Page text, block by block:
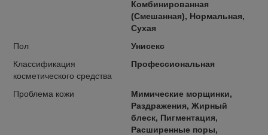
Комбинированная
(Смешанная), Нормальная,
Сухая
Пол
Унисекс
Классификация
косметического средства
Профессиональная
Проблема кожи
Мимические морщинки,
Раздражения, Жирный
блеск, Пигментация,
Расширенные поры,